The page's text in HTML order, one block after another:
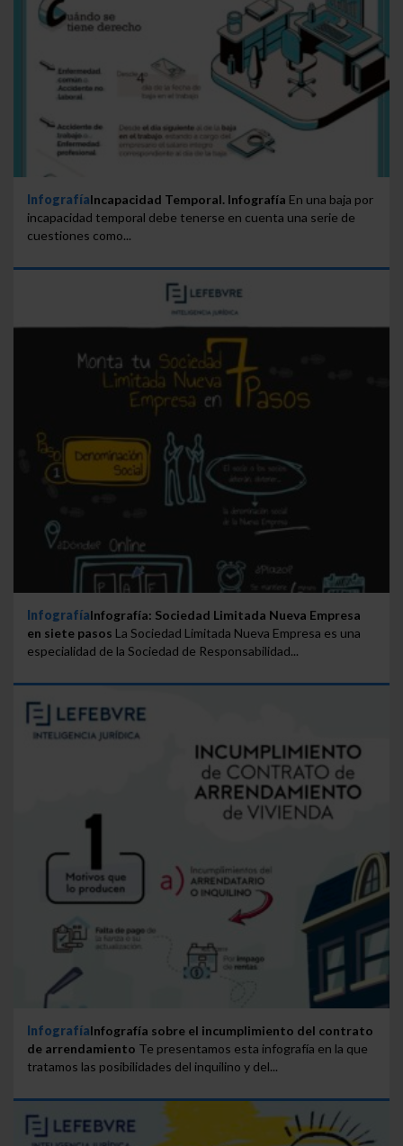
InfografíaIncapacidad Temporal. Infografía En una baja por
incapacidad temporal debe tenerse en cuenta una serie de
cuestiones como...
InfografíaInfografía: Sociedad Limitada Nueva Empresa
en siete pasos La Sociedad Limitada Nueva Empresa es una
especialidad de la Sociedad de Responsabilidad...
InfografíaInfografía sobre el incumplimiento del contrato
de arrendamiento Te presentamos esta infografía en la que
tratamos las posibilidades del inquilino y del...